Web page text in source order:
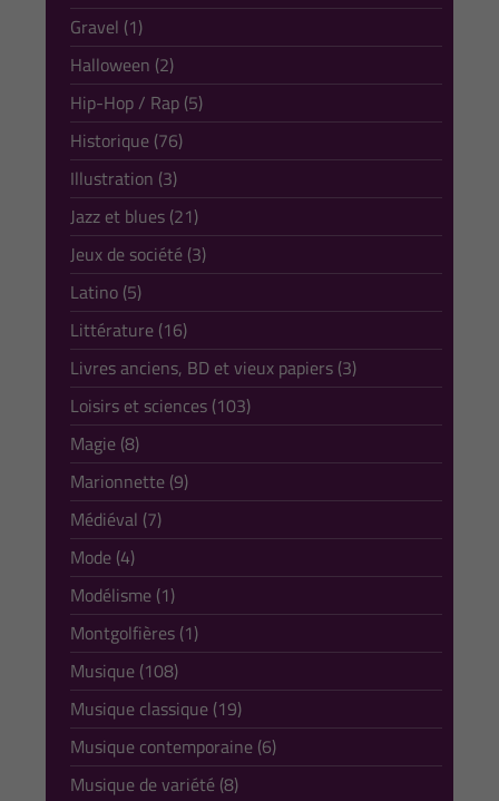
Gravel (1)
Halloween (2)
Hip-Hop / Rap (5)
Historique (76)
Illustration (3)
Jazz et blues (21)
Jeux de société (3)
Latino (5)
Littérature (16)
Livres anciens, BD et vieux papiers (3)
Loisirs et sciences (103)
Magie (8)
Marionnette (9)
Médiéval (7)
Mode (4)
Modélisme (1)
Montgolfières (1)
Musique (108)
Musique classique (19)
Musique contemporaine (6)
Musique de variété (8)